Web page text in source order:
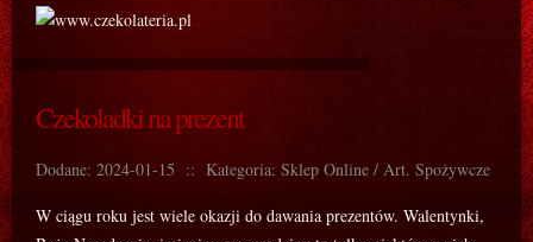
Czekoladki na prezent
Dodane: 2024-01-15 :: Kategoria: Sklep Online / Art. Spożywcze
W ciągu roku jest wiele okazji do dawania prezentów. Walentynki,